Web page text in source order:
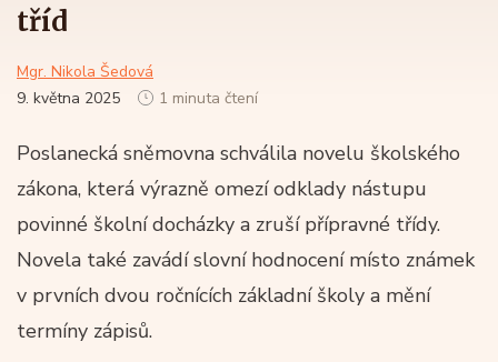
tříd
Mgr. Nikola Šedová
9. května 2025
1 minuta čtení
Poslanecká sněmovna schválila novelu školského
zákona, která výrazně omezí odklady nástupu
povinné školní docházky a zruší přípravné třídy.
Novela také zavádí slovní hodnocení místo známek
v prvních dvou ročnících základní školy a mění
termíny zápisů.